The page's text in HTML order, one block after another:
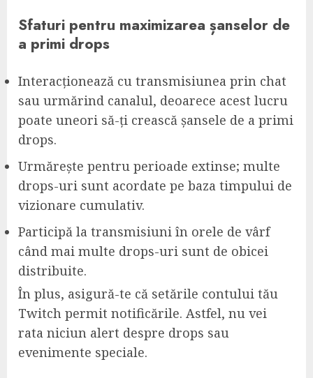
Sfaturi pentru maximizarea șanselor de
a primi drops
Interacționează cu transmisiunea prin chat
sau urmărind canalul, deoarece acest lucru
poate uneori să-ți crească șansele de a primi
drops.
Urmărește pentru perioade extinse; multe
drops-uri sunt acordate pe baza timpului de
vizionare cumulativ.
Participă la transmisiuni în orele de vârf
când mai multe drops-uri sunt de obicei
distribuite.
În plus, asigură-te că setările contului tău
Twitch permit notificările. Astfel, nu vei
rata niciun alert despre drops sau
evenimente speciale.